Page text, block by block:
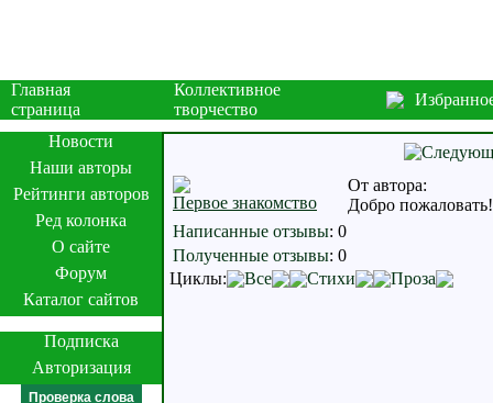
Главная
страница
Коллективное
творчество
Новости
Наши авторы
Рейтинги авторов
Ред колонка
О сайте
Форум
Каталог сайтов
Подписка
Авторизация
Проверка слова
Первое знакомство
От автора:
Добро
Написанные отзывы: 0
Полученные отзывы: 0
Циклы:
Все Стихи Проза